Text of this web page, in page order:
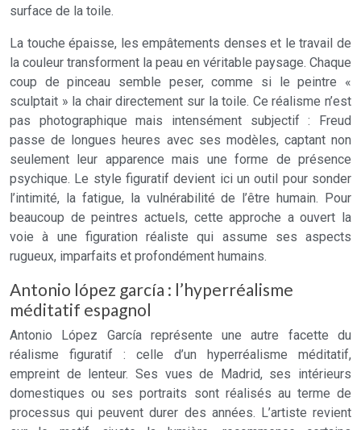
surface de la toile.
La touche épaisse, les empâtements denses et le travail de
la couleur transforment la peau en véritable paysage. Chaque
coup de pinceau semble peser, comme si le peintre «
sculptait » la chair directement sur la toile. Ce réalisme n’est
pas photographique mais intensément subjectif : Freud
passe de longues heures avec ses modèles, captant non
seulement leur apparence mais une forme de présence
psychique. Le style figuratif devient ici un outil pour sonder
l’intimité, la fatigue, la vulnérabilité de l’être humain. Pour
beaucoup de peintres actuels, cette approche a ouvert la
voie à une figuration réaliste qui assume ses aspects
rugueux, imparfaits et profondément humains.
Antonio lópez garcía : l’hyperréalisme
méditatif espagnol
Antonio López García représente une autre facette du
réalisme figuratif : celle d’un hyperréalisme méditatif,
empreint de lenteur. Ses vues de Madrid, ses intérieurs
domestiques ou ses portraits sont réalisés au terme de
processus qui peuvent durer des années. L’artiste revient